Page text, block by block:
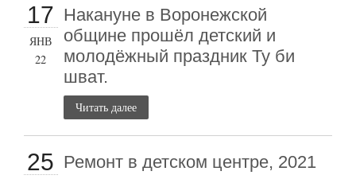
17
ЯНВ
22
Накануне в Воронежской
общине прошёл детский и
молодёжный праздник Ту би
шват.
Читать далее
25 Ремонт в детском центре, 2021